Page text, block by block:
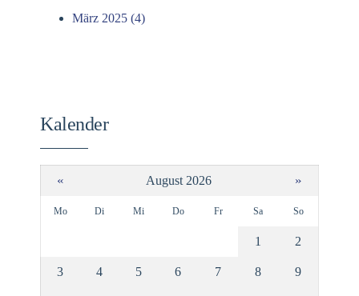
März 2025 (4)
Kalender
« August 2026 »
Mo Di Mi Do Fr Sa So
1 2
3 4 5 6 7 8 9